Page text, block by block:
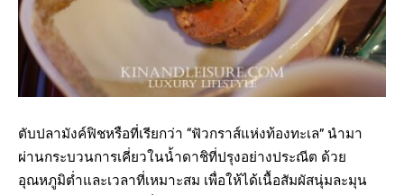
ตับปลามังค์ฟิชหรือที่เรียกว่า “ฟัวกราส์แห่งท้องทะเล” นำมา
ผ่านกระบวนการเคี่ยวในน้ำดาชิที่ปรุงอย่างประณีต ด้วย
อุณหภูมิต่ำและเวลาที่เหมาะสม เพื่อให้ได้เนื้อสัมผัสนุ่มละมุน